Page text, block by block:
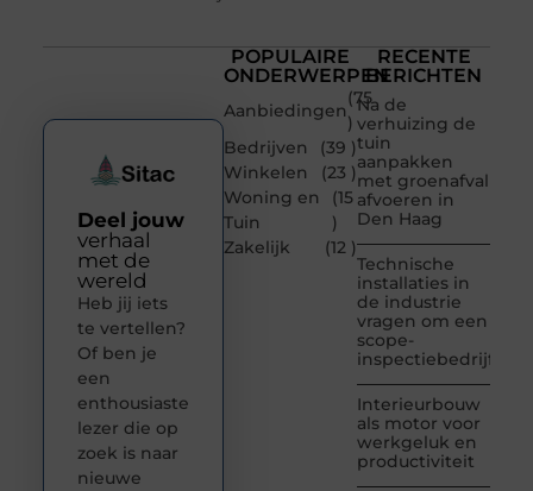
POPULAIRE
ONDERWERPEN
Aanbiedingen
(75
)
Bedrijven
(39 )
Winkelen
(23 )
Woning en
Tuin
(15
)
Zakelijk
(12 )
RECENTE
BERICHTEN
Na de
verhuizing de
tuin
aanpakken
met groenafval
afvoeren in
Den Haag
Technische
installaties in
de industrie
vragen om een
scope-
inspectiebedrijf
Interieurbouw
als motor voor
werkgeluk en
productiviteit
Deel jouw
verhaal
met de
wereld
Heb jij iets
te vertellen?
Of ben je
een
enthousiaste
lezer die op
zoek is naar
nieuwe